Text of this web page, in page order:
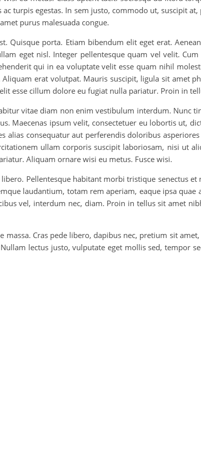
turpis egestas. In sem justo, commodo ut, suscipit
purus malesuada congue.
Quisque porta. Etiam bibendum elit eget erat.
eget nisl. Integer pellentesque quam vel velit.
qui in ea voluptate velit esse quam nihil
erat volutpat. Mauris suscipit, ligula sit amet
esse cillum dolore eu fugiat nulla pariatur. Proin in
vitae diam non enim vestibulum interdum. Nunc
Maecenas ipsum velit, consectetuer eu lobortis ut,
consequatur aut perferendis doloribus
ullam corporis suscipit laboriosam, nisi ut
Aliquam ornare wisi eu metus. Fusce wisi.
Pellentesque habitant morbi tristique senectus et
laudantium, totam rem aperiam, eaque ipsa
vel, interdum nec, diam. Proin in tellus sit amet
Cras pede libero, dapibus nec, pretium sit
lectus justo, vulputate eget mollis sed, tempor